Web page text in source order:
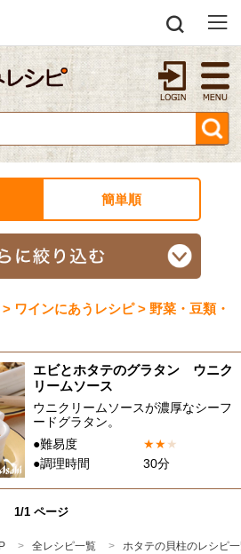
簡単順
ワインにあうレシピ > 野菜・豆類・
エビとホタテのグラタン ウニク
リームソース
ウニクリームソースが濃厚なシーフ
ードグラタン。
●難易度
★★★
●調理時間
30分
1/1 ページ
全レシピ一覧
ホタテの貝柱のレシピ